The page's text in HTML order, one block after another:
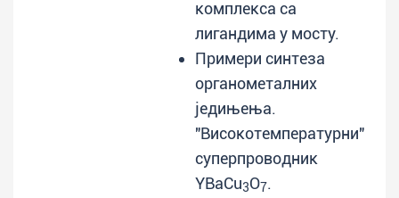
комплекса са
лигандима у мосту.
Примери синтеза
органометалних
једињења.
"Високотемпературни"
суперпроводник
YBaCu3O7.